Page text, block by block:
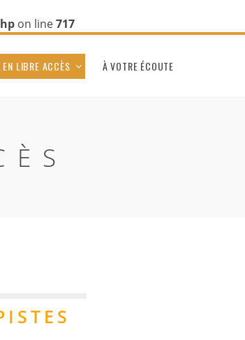
on line717
LIBRE ACCÈS À VOTRE ÉCOUTE